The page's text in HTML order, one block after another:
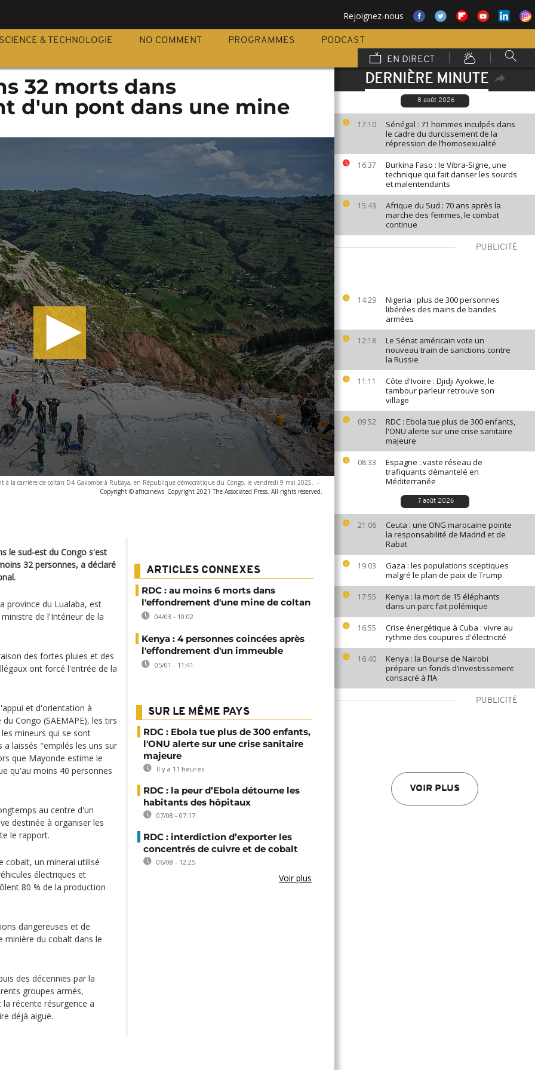
Rejoignez-nous
SCIENCE & TECHNOLOGIE NO COMMENT PROGRAMMES
PODCAST
EN DIRECT
DERNIÈRE MINUTE
8 août 2026
17:10
Sénégal : 71 hommes inculpés dans
le cadre du durcissement de la
répression de l’homosexualité
16:37
Burkina Faso : le Vibra-Signe, une
technique qui fait danser les sourds
et malentendants
15:43
Afrique du Sud : 70 ans après la
marche des femmes, le combat
continue
PUBLICITÉ
14:29
Nigeria : plus de 300 personnes
libérées des mains de bandes
armées
12:18
Le Sénat américain vote un
nouveau train de sanctions contre
la Russie
11:11
Côte d'Ivoire : Djidji Ayokwe, le
tambour parleur retrouve son
village
09:52
RDC : Ebola tue plus de 300 enfants,
l'ONU alerte sur une crise sanitaire
majeure
08:33
Espagne : vaste réseau de
trafiquants démantelé en
Méditerranée
7 août 2026
21:06
Ceuta : une ONG marocaine pointe
la responsabilité de Madrid et de
Rabat
19:03
Gaza : les populations sceptiques
malgré le plan de paix de Trump
17:55
Kenya : la mort de 15 éléphants
dans un parc fait polémique
16:55
Crise énergétique à Cuba : vivre au
rythme des coupures d'électricité
16:40
Kenya : la Bourse de Nairobi
prépare un fonds d’investissement
consacré à l’IA
PUBLICITÉ
VOIR PLUS
32 morts dans
d'un pont dans une mine
à la carrière de coltan D4 Gakombe à Rubaya, en République démocratique du Congo, le vendredi 9 mai 2025. -
Copyright © africanews Copyright 2021 The Associated Press. All rights reserved.
le sud-est du Congo s'est
32 personnes, a déclaré
province du Lualaba, est
de l'Intérieur de la
des fortes pluies et des
ont forcé l'entrée de la
et d'orientation à
Congo (SAEMAPE), les tirs
mineurs qui se sont
laissés "empilés les uns sur
que Mayonde estime le
qu'au moins 40 personnes
au centre d'un
destinée à organiser les
le rapport.
cobalt, un minerai utilisé
électriques et
80 % de la production
dangereuses et de
minière du cobalt dans le
des décennies par la
groupes armés,
récente résurgence a
déjà aiguë.
ARTICLES CONNEXES
RDC : au moins 6 morts dans
l'effondrement d'une mine de coltan
04/03 - 10:02
Kenya : 4 personnes coincées après
l'effondrement d'un immeuble
05/01 - 11:41
SUR LE MÊME PAYS
RDC : Ebola tue plus de 300 enfants,
l'ONU alerte sur une crise sanitaire
majeure
Il y a 11 heures
RDC : la peur d’Ebola détourne les
habitants des hôpitaux
07/08 - 07:17
RDC : interdiction d’exporter les
concentrés de cuivre et de cobalt
06/08 - 12:25
Voir plus